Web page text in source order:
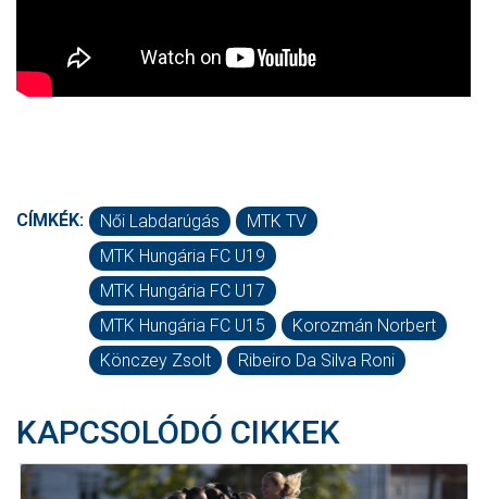
CÍMKÉK: Női Labdarúgás
MTK TV
MTK Hungária FC U19
MTK Hungária FC U17
MTK Hungária FC U15
Korozmán Norbert
Könczey Zsolt
Ribeiro Da Silva Roni
KAPCSOLÓDÓ CIKKEK